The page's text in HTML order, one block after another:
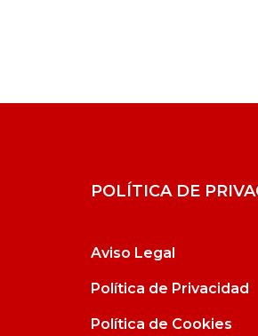
POLÍTICA DE
Aviso Legal
Política de Privacidad
Política de Cookies